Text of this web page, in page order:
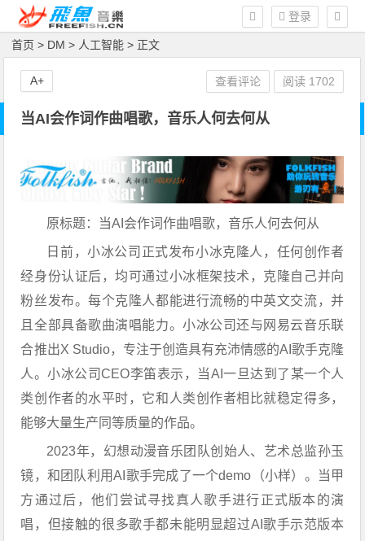
登录
首页 > DM > 人工智能 > 正文
当AI会作词作曲唱歌，音乐人何去何从
原标题：当AI会作词作曲唱歌，音乐人何去何从
日前，小冰公司正式发布小冰克隆人，任何创作者
经身份认证后，均可通过小冰框架技术，克隆自己并向
粉丝发布。每个克隆人都能进行流畅的中英文交流，并
且全部具备歌曲演唱能力。小冰公司还与网易云音乐联
合推出X Studio，专注于创造具有充沛情感的AI歌手克隆
人。小冰公司CEO李笛表示，当AI一旦达到了某一个人
类创作者的水平时，它和人类创作者相比就稳定得多，
能够大量生产同等质量的作品。
2023年，幻想动漫音乐团队创始人、艺术总监孙玉
镜，和团队利用AI歌手完成了一个demo（小样）。当甲
方通过后，他们尝试寻找真人歌手进行正式版本的演
唱，但接触的很多歌手都未能明显超过AI歌手示范版本
查看评论 阅读 1702
A+